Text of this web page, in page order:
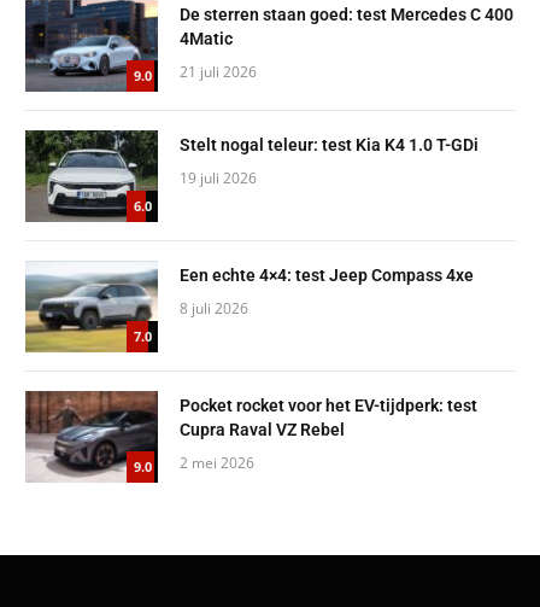
9.0
De sterren staan goed: test Mercedes C 400
4Matic
21 juli 2026
6.0
Stelt nogal teleur: test Kia K4 1.0 T-GDi
19 juli 2026
7.0
Een echte 4×4: test Jeep Compass 4xe
8 juli 2026
9.0
Pocket rocket voor het EV-tijdperk: test
Cupra Raval VZ Rebel
2 mei 2026